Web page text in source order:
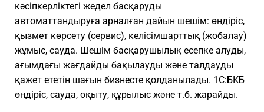
кәсіпкерліктегі жедел басқаруды
автоматтандыруға арналған дайын шешім: өндіріс,
қызмет көрсету (сервис), келісімшарттық (жобалау)
жұмыс, сауда. Шешім басқарушылық есепке алуды,
ағымдағы жағдайды бақылауды және талдауды
қажет ететін шағын бизнесте қолданылады. 1C:БКБ
өндіріс, сауда, оқыту, құрылыс және т.б. жарайды.